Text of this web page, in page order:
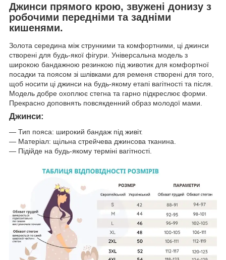
Джинси прямого крою, звужені донизу з
робочими передніми та задніми
кишенями.
Золота середина між стрункими та комфортними, ці джинси
створені для будь-якої фігури. Універсальна модель з
широкою бандажною резинкою під животик для комфортної
посадки та поясом зі шлівками для ременя створені для того,
щоб носити ці джинси на будь-якому етапі вагітності та після.
Модель добре охоплює стегна та гарно підкреслює форми.
Прекрасно доповнять повсякденний образ молодої мами.
Джинси:
— Тип пояса: широкий бандаж під живіт.
— Матеріал: щільна стрейчева джинсова тканина.
— Підійде на будь-якому терміні вагітності.